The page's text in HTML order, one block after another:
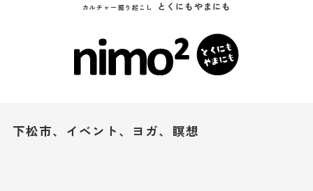
カルチャー掘り起こし とくにもやまにも
下松市、イベント、ヨガ、瞑想